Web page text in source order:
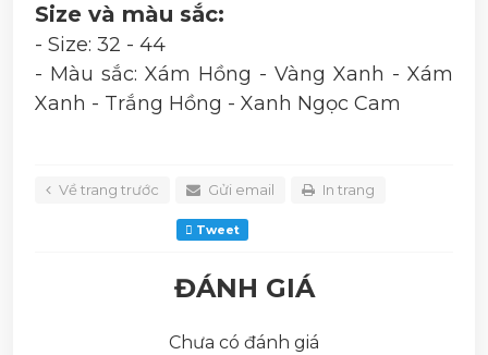
Size và màu sắc:
- Size: 32 - 44
- Màu sắc: Xám Hồng - Vàng Xanh - Xám
Xanh - Trắng Hồng - Xanh Ngọc Cam
Về trang trước Gửi email In trang
Tweet
ĐÁNH GIÁ
Chưa có đánh giá